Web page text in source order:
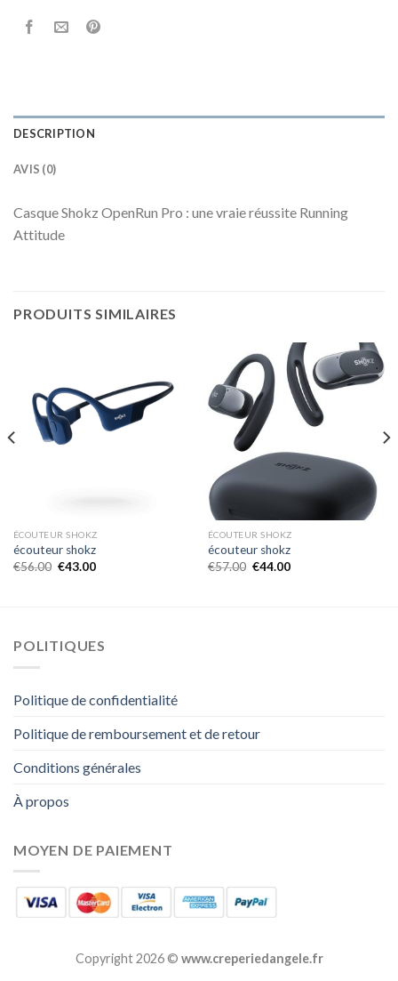
DESCRIPTION
AVIS (0)
Casque Shokz OpenRun Pro : une vraie réussite Running
Attitude
PRODUITS SIMILAIRES
ÉCOUTEUR SHOKZ
écouteur shokz
€56.00 €43.00
ÉCOUTEUR SHOKZ
écouteur shokz
€57.00 €44.00
POLITIQUES
Politique de confidentialité
Politique de remboursement et de retour
Conditions générales
À propos
MOYEN DE PAIEMENT
Copyright 2026 © www.creperiedangele.fr